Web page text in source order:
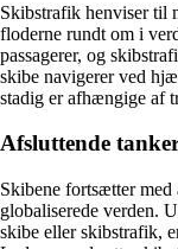
Skibstrafik henviser til
floderne rundt om i
passagerer, og
skibe navigerer ved
stadig er afhængige af
Afsluttende
Skibene fortsætter
globaliserede verden.
skibe eller skibstrafik,